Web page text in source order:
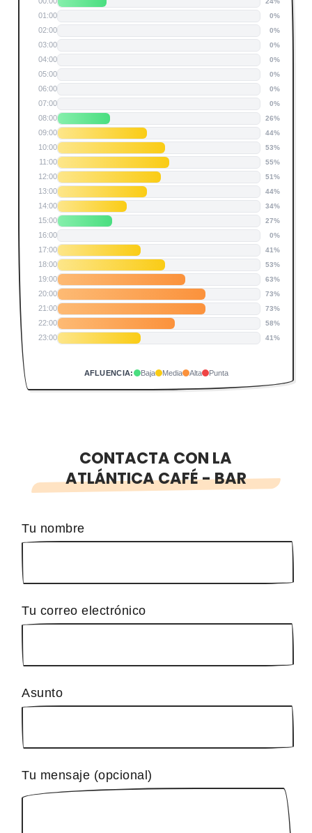
01:00 0%
02:00 0%
03:00 0%
04:00 0%
05:00 0%
06:00 0%
07:00 0%
08:00 26%
09:00 44%
10:00 53%
11:00 55%
12:00 51%
13:00 44%
14:00 34%
15:00 27%
16:00 0%
17:00 41%
18:00 53%
19:00 63%
20:00 73%
21:00 73%
22:00 58%
23:00 41%
AFLUENCIA: Baja Media Alta Punta
CONTACTA CON LA
ATLÁNTICA CAFÉ - BAR
Tu nombre
Tu correo electrónico
Asunto
Tu mensaje (opcional)